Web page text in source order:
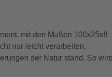
mit den Maßen 100x25x8
nur leicht verarbeiten,
der Natur stand. So wird